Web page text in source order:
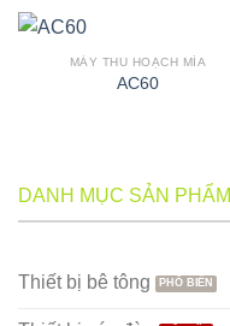
MÁY THU HOẠCH MÍA
AC60
DANH MỤC SẢN PHẨM
Thiết bị bê tông